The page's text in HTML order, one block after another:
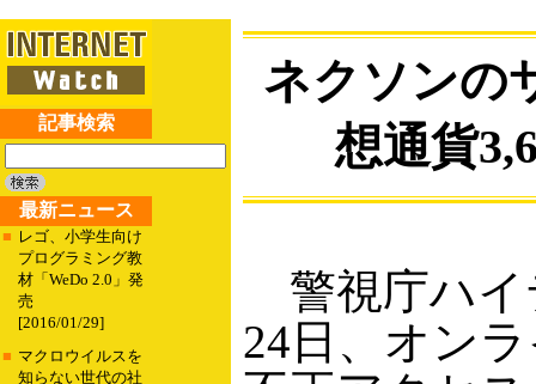
記事検索
最新ニュース
■ レゴ、小学生向け
プログラミング教
材「WeDo 2.0」発
売
[2016/01/29]
■ マクロウイルスを
知らない世代の社
ネクソンの
想通貨
警視庁ハイ
24日、オン